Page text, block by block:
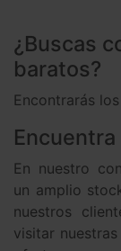
¿Buscas
baratos?
Encontrarás los
En nuestro
un amplio
nuestros
visitar